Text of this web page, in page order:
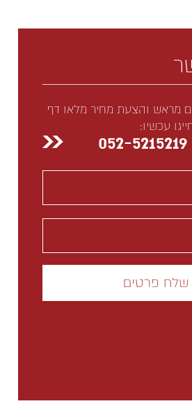
מראש והצעת מחיר מלאו דף
עכשיו:
052-5215219
Please
this